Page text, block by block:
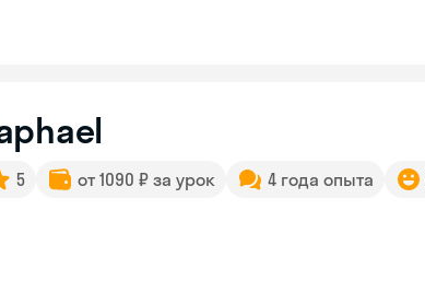
5 от 1090 ₽ за урок 4 года опыта